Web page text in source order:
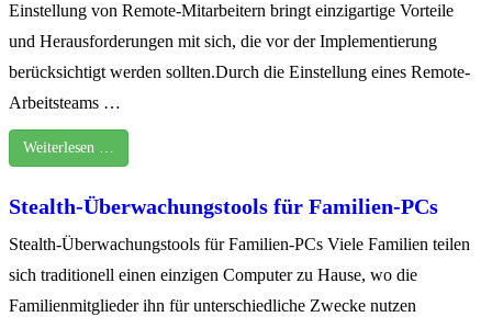
Einstellung von Remote-Mitarbeitern bringt einzigartige Vorteile
und Herausforderungen mit sich, die vor der Implementierung
berücksichtigt werden sollten.Durch die Einstellung eines Remote-
Arbeitsteams …
Weiterlesen …
Stealth-Überwachungstools für Familien-PCs
Stealth-Überwachungstools für Familien-PCs Viele Familien teilen
sich traditionell einen einzigen Computer zu Hause, wo die
Familienmitglieder ihn für unterschiedliche Zwecke nutzen